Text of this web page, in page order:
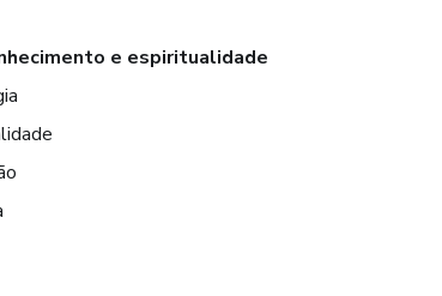
e espiritualidade